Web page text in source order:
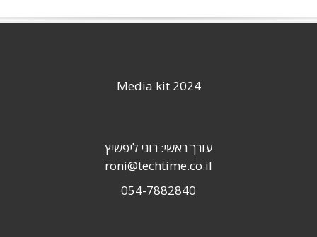
Media kit 2024
עורך ראשי: רוני ליפשיץ
roni@techtime.co.il
054-7882840